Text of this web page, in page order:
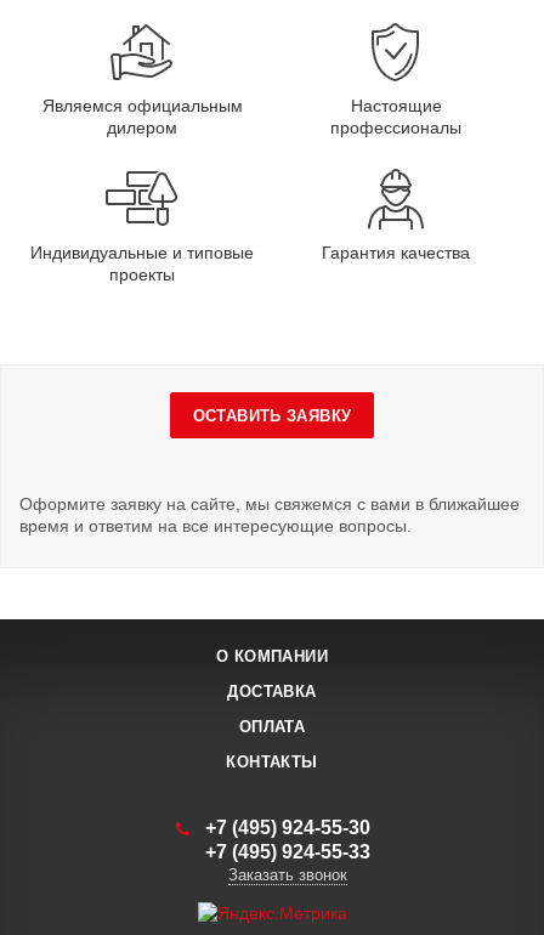
Являемся официальным
дилером
Настоящие
профессионалы
Индивидуальные и типовые
проекты
Гарантия качества
ОСТАВИТЬ ЗАЯВКУ
Оформите заявку на сайте, мы свяжемся с вами в ближайшее
время и ответим на все интересующие вопросы.
О КОМПАНИИ
ДОСТАВКА
ОПЛАТА
КОНТАКТЫ
+7 (495) 924-55-30
+7 (495) 924-55-33
Заказать звонок